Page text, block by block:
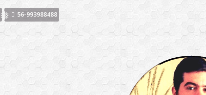
56-993988488